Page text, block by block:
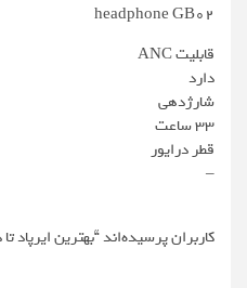
headphone GB02
قابلیت ANC
دارد
شارژدهی
33 ساعت
قطر درایور
–
کاربران پرسیده‌اند “بهترین ایرپاد